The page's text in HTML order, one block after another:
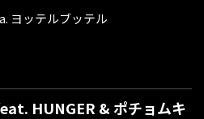
ヨッテルブッテル
HUNGER & ポチョムキ